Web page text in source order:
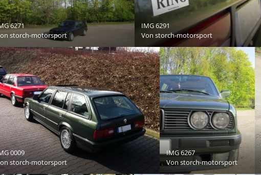
6271
storch-motorsport
IMG 6291
Von storch-motorsport
0009
storch-motorsport
IMG 6267
Vonstorch-motorsport